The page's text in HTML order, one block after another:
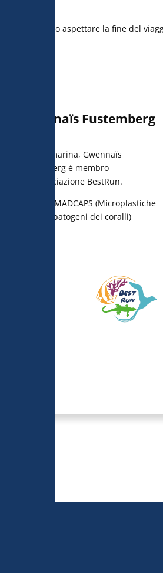
dovranno aspettare la fine del
Gwennaïs Fustemberg
Biologa marina, Gwennaïs
Fustemberg è membro
dell’associazione BestRun.
Progetto MADCAPS (Microplastiche
e agenti patogeni dei coralli)